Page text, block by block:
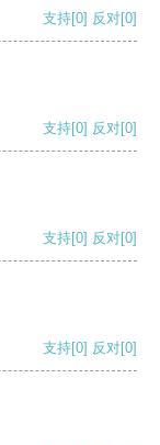
支持[0] 反对[0]
支持[0] 反对[0]
支持[0] 反对[0]
支持[0] 反对[0]